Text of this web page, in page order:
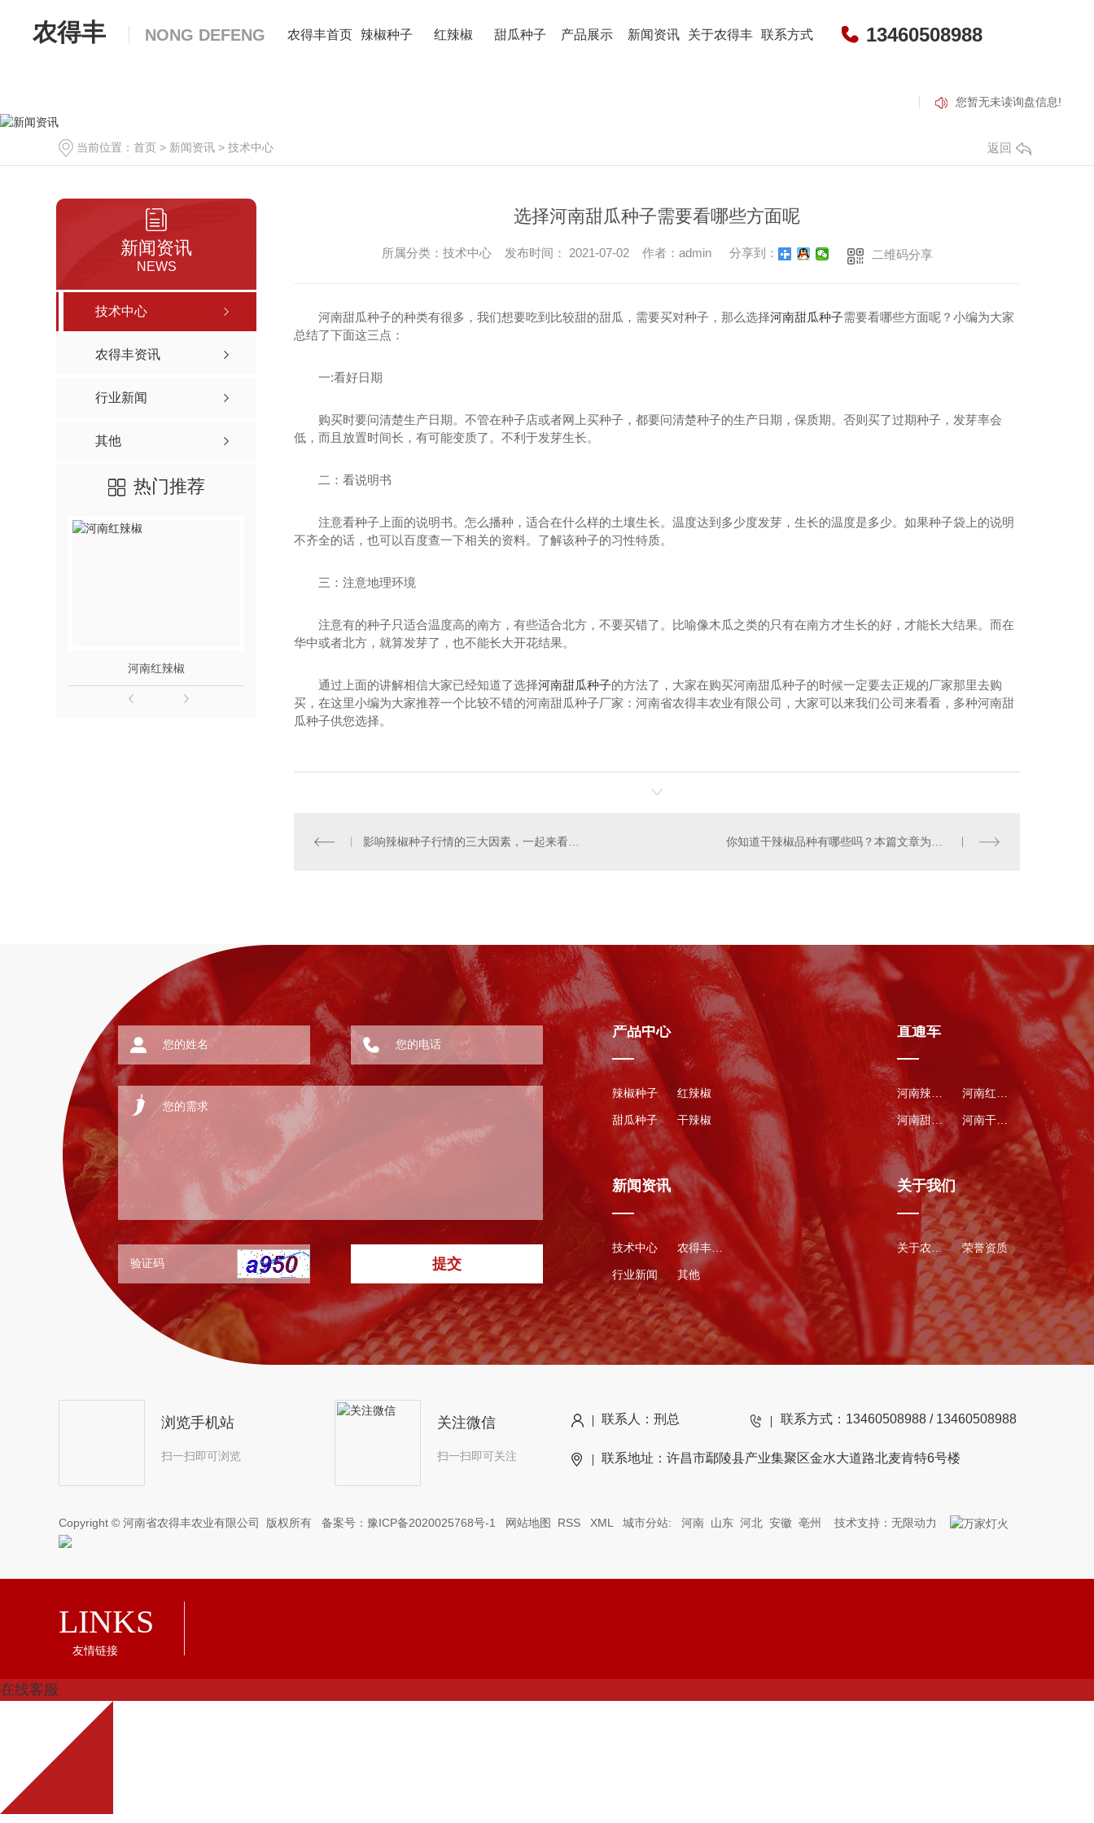
农得丰 NONG DEFENG 农得丰首页 辣椒种子 红辣椒 甜瓜种子 产品展示
辣椒种子
包黑子神鹰十八
奥峰518
辣椒种子价格-奥峰新一代
辣椒种子批发-奥峰三樱8号
河南甜瓜种子培育-包黑子花花牛
新闻资讯 关于农得丰 联系方式 13460508988
您暂无未读询盘信息!
当前位置： 首页 > 新闻资讯 > 技术中心 返回
新闻资讯
NEWS
技术中心
农得丰资讯
行业新闻
其他
热门推荐
河南红辣椒
选择河南甜瓜种子需要看哪些方面呢
所属分类：技术中心 发布时间： 2021-07-02 作者：admin 分享到： 二维码分享
河南甜瓜种子的种类有很多，我们想要吃到比较甜的甜瓜，需要买对种子，那么选择河南甜瓜种子需要看哪些方面呢？小编为大家
总结了下面这三点：
一:看好日期
购买时要问清楚生产日期。不管在种子店或者网上买种子，都要问清楚种子的生产日期，保质期。否则买了过期种子，发芽率会
低，而且放置时间长，有可能变质了。不利于发芽生长。
二：看说明书
注意看种子上面的说明书。怎么播种，适合在什么样的土壤生长。温度达到多少度发芽，生长的温度是多少。如果种子袋上的说明
不齐全的话，也可以百度查一下相关的资料。了解该种子的习性特质。
三：注意地理环境
注意有的种子只适合温度高的南方，有些适合北方，不要买错了。比喻像木瓜之类的只有在南方才生长的好，才能长大结果。而在
华中或者北方，就算发芽了，也不能长大开花结果。
通过上面的讲解相信大家已经知道了选择河南甜瓜种子的方法了，大家在购买河南甜瓜种子的时候一定要去正规的厂家那里去购
买，在这里小编为大家推荐一个比较不错的河南甜瓜种子厂家：河南省农得丰农业有限公司，大家可以来我们公司来看看，多种河南甜
瓜种子供您选择。
影响辣椒种子行情的三大因素，一起来看看吧 你知道干辣椒品种有哪些吗？本篇文章为您讲解几个品种
提交
产品中心
辣椒种子 红辣椒
甜瓜种子 干辣椒
直通车
河南辣椒种子 河南红辣椒
河南甜瓜种子 河南干辣椒
新闻资讯
技术中心 农得丰资讯
行业新闻 其他
关于我们
关于农得丰 荣誉资质
浏览手机站
扫一扫即可浏览
关注微信
扫一扫即可关注
联系人：刑总 联系方式：13460508988 / 13460508988
联系地址：许昌市鄢陵县产业集聚区金水大道路北麦肯特6号楼
Copyright © 河南省农得丰农业有限公司 版权所有 备案号： 豫ICP备2020025768号-1 网站地图 RSS XML 城市分站: 河南 山东 河北 安徽 亳州 技术支持： 无限动力
LINKS
友情链接
在线客服